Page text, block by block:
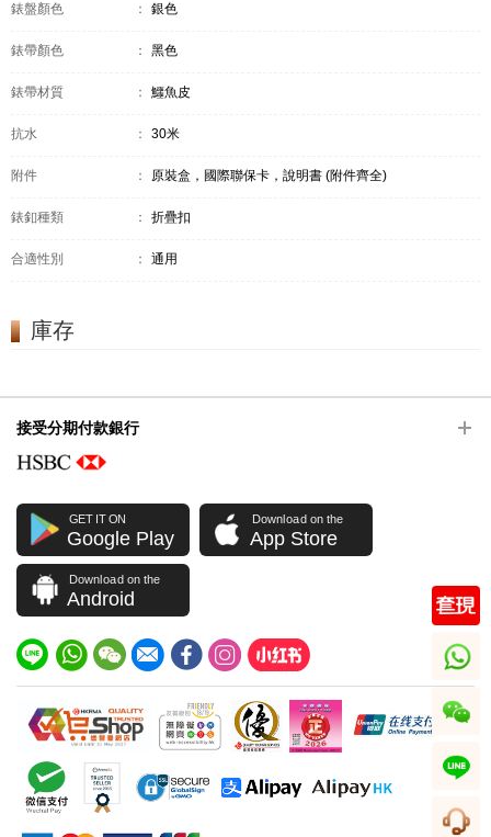
錶盤顏色 ： 銀色
錶帶顏色 ： 黑色
錶帶材質 ： 鱷魚皮
抗水 ： 30米
附件 ： 原裝盒，國際聯保卡，說明書 (附件齊全)
錶釦種類 ： 折疊扣
合適性別 ： 通用
庫存
接受分期付款銀行
GET IT ON
Google Play
Download on the
App Store
Download on the
Android
whatsapp